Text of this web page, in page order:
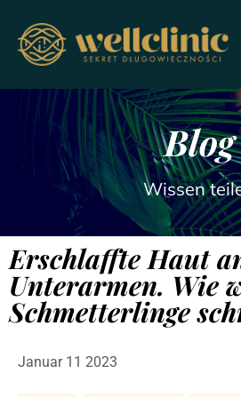
Blog
Wissen
Erschlaffte Haut
Unterarmen. Wie
Schmetterlinge
Januar 11 2023